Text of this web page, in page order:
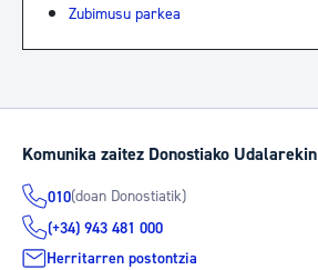
Zubimusu parkea
Komunika zaitez Donostiako Udalarekin
010(doan Donostiatik)
(+34) 943 481 000
Herritarren postontzia